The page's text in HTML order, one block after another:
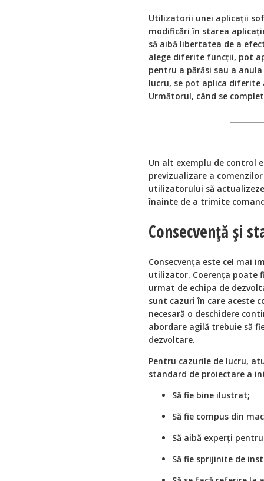
Utilizatorii unei aplicații
modificări în starea
să aibă libertatea de a
alege diferite funcții, pot
pentru a părăsi sau a
lucru, se pot aplica diferite
Următorul, când se
Un alt exemplu de control
previzualizare a
utilizatorului să
înainte de a trimite
Consecvență și
Consecvența este cel mai
utilizator. Coerența poate
urmat de echipa de
sunt cazuri în care aceste
necesară o deschidere
abordare agilă trebuie să
dezvoltare.
Pentru cazurile de lucru,
standard de proiectare a
Să fie bine ilustrat;
Să fie compus din
Să aibă experți
Să fie sprijinite de